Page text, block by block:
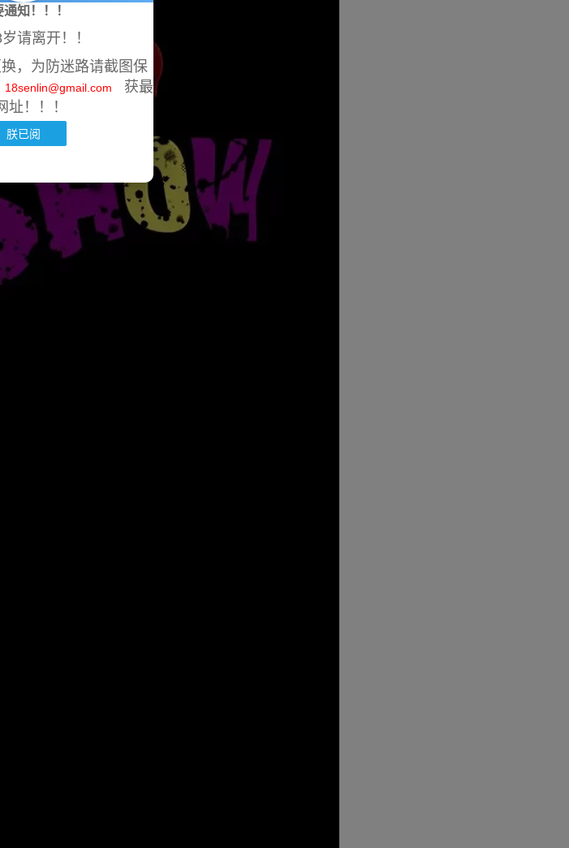
通知！！！
请离开！！
，为防迷路请截图保
18senlin@gmail.com
获最
址！！！
朕已阅